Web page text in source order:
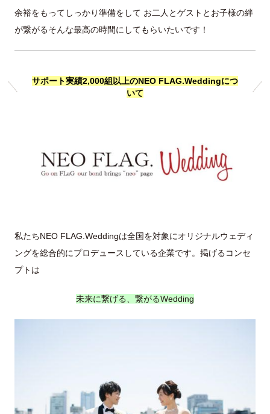
余裕をもってしっかり準備をして お二人とゲストとお子様の絆
が繋がるそんな最高の時間にしてもらいたいです！
サポート実績2,000組以上のNEO FLAG.Weddingにつ
いて
私たちNEO FLAG.Weddingは全国を対象にオリジナルウェディ
ングを総合的にプロデュースしている企業です。掲げるコンセ
プトは
未来に繋げる、繋がるWedding